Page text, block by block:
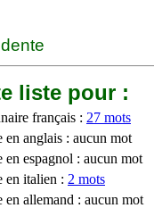
liste pour :
français : 27 mots
en anglais : aucun mot
en espagnol : aucun mot
en italien : 2 mots
en allemand : aucun mot